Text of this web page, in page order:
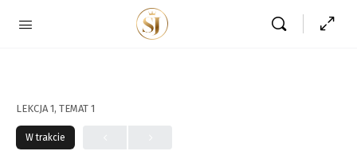
LEKCJA 1, TEMAT 1
W trakcie